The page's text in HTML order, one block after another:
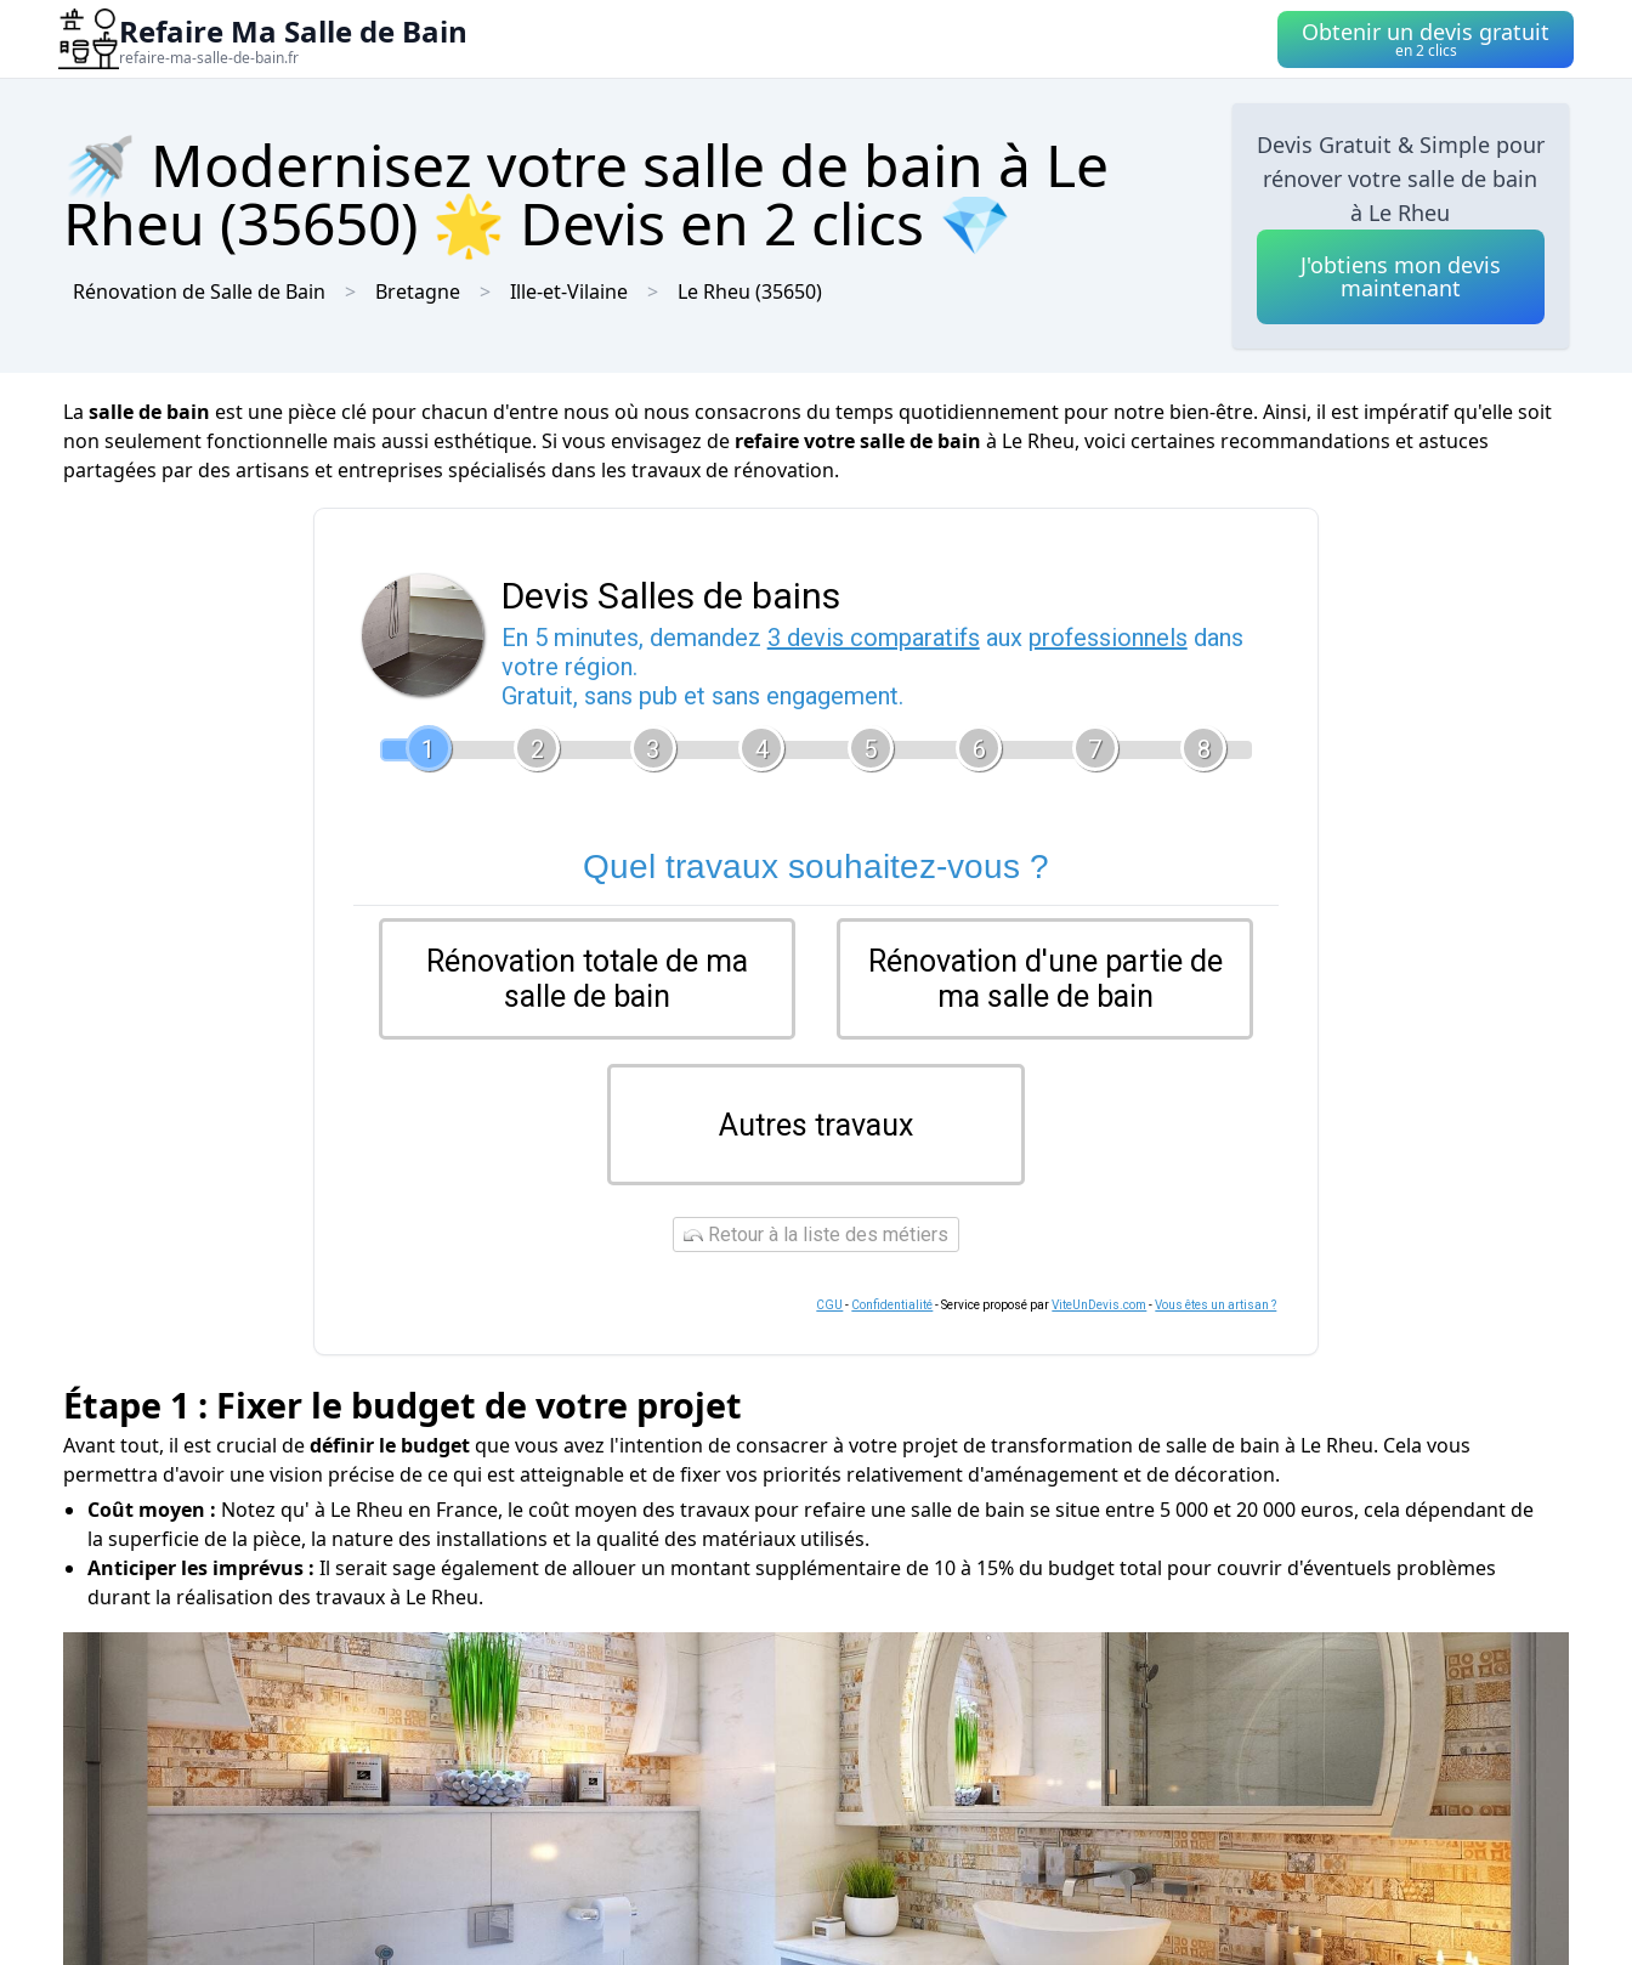
Refaire Ma Salle de Bain
refaire-ma-salle-de-bain.fr
Obtenir un devis gratuit
en 2 clics
🚿 Modernisez votre salle de bain à Le
Rheu (35650) 🌟 Devis en 2 clics 💎
Rénovation de Salle de Bain Bretagne Ille-et-Vilaine Le Rheu (35650)
Devis Gratuit & Simple pour
rénover votre salle de bain
à Le Rheu
J'obtiens mon devis
maintenant
La salle de bain est une pièce clé pour chacun d'entre nous où nous consacrons du temps quotidiennement pour notre bien-être. Ainsi, il est impératif qu'elle soit
non seulement fonctionnelle mais aussi esthétique. Si vous envisagez de refaire votre salle de bain à Le Rheu, voici certaines recommandations et astuces
partagées par des artisans et entreprises spécialisés dans les travaux de rénovation.
Devis Salles de bains
En 5 minutes, demandez 3 devis comparatifs aux professionnels dans
votre région.
Gratuit, sans pub et sans engagement.
1
2 3 4 5 6 7 8
Quel travaux souhaitez-vous ?
Rénovation totale de ma
salle de bain
Rénovation d'une partie de
ma salle de bain
Autres travaux
Retour à la liste des métiers
CGU - Confidentialité- Service proposé parViteUnDevis.com -Vous êtes un artisan ?
Étape 1 : Fixer le budget de votre projet
Avant tout, il est crucial dedéfinir le budgetque vous avez l'intention de consacrer à votre projet de transformation de salle de bain à Le Rheu. Cela vous
permettra d'avoir une vision précise de ce qui est atteignable et de fixer vos priorités relativement d'aménagement et de décoration.
Coût moyen : Notez qu' à Le Rheu en France, le coût moyen des travaux pour refaire une salle de bain se situe entre 5 000 et 20 000 euros, cela dépendant de
la superficie de la pièce, la nature des installations et la qualité des matériaux utilisés.
Anticiper les imprévus : Il serait sage également de allouer un montant supplémentaire de 10 à 15% du budget total pour couvrir d'éventuels problèmes
durant la réalisation des travaux à Le Rheu.